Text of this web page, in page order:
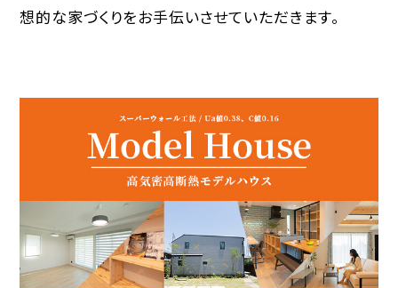
想的な家づくりをお手伝いさせていただきます。